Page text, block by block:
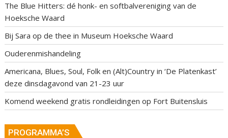
The Blue Hitters: dé honk- en softbalvereniging van de
Hoeksche Waard
Bij Sara op de thee in Museum Hoeksche Waard
Ouderenmishandeling
Americana, Blues, Soul, Folk en (Alt)Country in ‘De Platenkast’
deze dinsdagavond van 21-23 uur
Komend weekend gratis rondleidingen op Fort Buitensluis
PROGRAMMA’S